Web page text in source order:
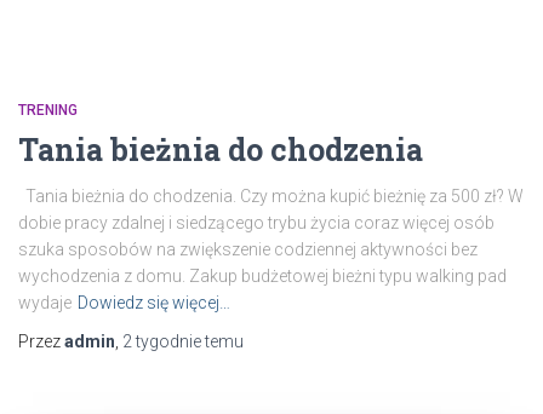
TRENING
Tania bieżnia do chodzenia
Tania bieżnia do chodzenia. Czy można kupić bieżnię za 500 zł? W
dobie pracy zdalnej i siedzącego trybu życia coraz więcej osób
szuka sposobów na zwiększenie codziennej aktywności bez
wychodzenia z domu. Zakup budżetowej bieżni typu walking pad
wydaje Dowiedz się więcej…
Przezadmin 2 tygodnietemu